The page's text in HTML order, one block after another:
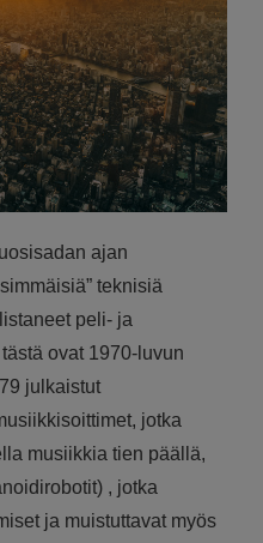
ajan
teknisiä
peli- ja
ovat 1970-luvun
julkaistut
jotka
musiikkia tien päällä,
, jotka
ja muistuttavat myös